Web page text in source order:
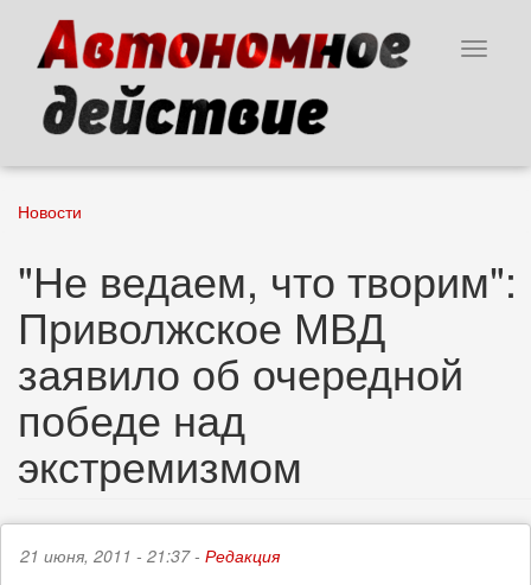
основному
содержанию
Toggle
Новости
"Не ведаем, что творим":
Приволжское МВД
заявило об очередной
победе над
экстремизмом
21 июня, 2011 - 21:37 - Редакция